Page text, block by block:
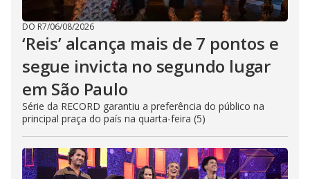
DO R7/06/08/2026
‘Reis’ alcança mais de 7 pontos e
segue invicta no segundo lugar
em São Paulo
Série da RECORD garantiu a preferência do público na
principal praça do país na quarta-feira (5)